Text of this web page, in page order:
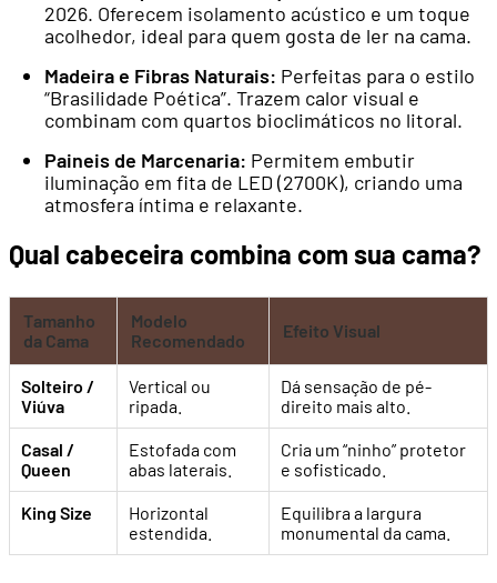
2026. Oferecem isolamento acústico e um toque
acolhedor, ideal para quem gosta de ler na cama.
Madeira e Fibras Naturais: Perfeitas para o estilo
“Brasilidade Poética”. Trazem calor visual e
combinam com quartos bioclimáticos no litoral.
Paineis de Marcenaria: Permitem embutir
iluminação em fita de LED (2700K), criando uma
atmosfera íntima e relaxante.
Qual cabeceira combina com sua cama?
Tamanho
da Cama
Modelo
Recomendado
Efeito Visual
Solteiro /
Viúva
Vertical ou
ripada.
Dá sensação de pé-
direito mais alto.
Casal /
Queen
Estofada com
abas laterais.
Cria um “ninho” protetor
e sofisticado.
King Size
Horizontal
estendida.
Equilibra a largura
monumental da cama.